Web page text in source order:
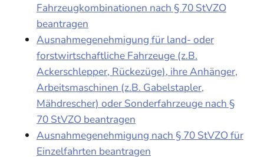
Fahrzeugkombinationen nach § 70 StVZO
beantragen
Ausnahmegenehmigung für land- oder
forstwirtschaftliche Fahrzeuge (z.B.
Ackerschlepper, Rückezüge), ihre Anhänger,
Arbeitsmaschinen (z.B. Gabelstapler,
Mähdrescher) oder Sonderfahrzeuge nach §
70 StVZO beantragen
Ausnahmegenehmigung nach § 70 StVZO für
Einzelfahrten beantragen